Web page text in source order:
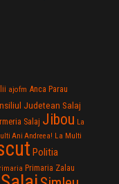
ajofm Anca Parau
Judetean Salaj
Salaj Jibou La
Ani Andreea! La Multi
Politia
Primaria Zalau